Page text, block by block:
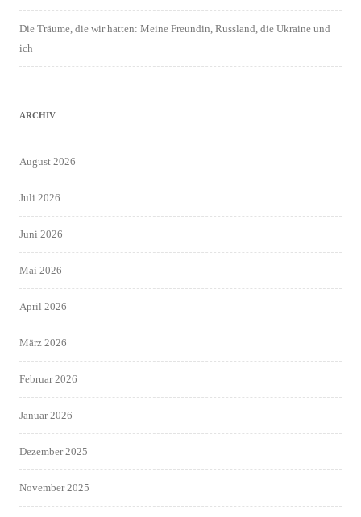
Die Träume, die wir hatten: Meine Freundin, Russland, die Ukraine und
ich
ARCHIV
August 2026
Juli 2026
Juni 2026
Mai 2026
April 2026
März 2026
Februar 2026
Januar 2026
Dezember 2025
November 2025